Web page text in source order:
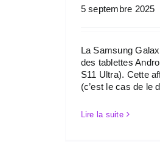
5 septembre 2025
La Samsung
des tablettes
S11 Ultra). Cette
(c’est le cas de le
Lire la suite